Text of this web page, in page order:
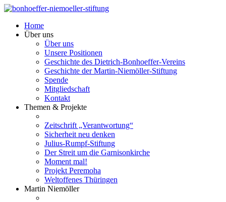
Home
Über uns
Über uns
Unsere Positionen
Geschichte des Dietrich-Bonhoeffer-Vereins
Geschichte der Martin-Niemöller-Stiftung
Spende
Mitgliedschaft
Kontakt
Themen & Projekte
Zeitschrift „Verantwortung“
Sicherheit neu denken
Julius-Rumpf-Stiftung
Der Streit um die Garnisonkirche
Moment mal!
Projekt Peremoha
Weltoffenes Thüringen
Martin Niemöller